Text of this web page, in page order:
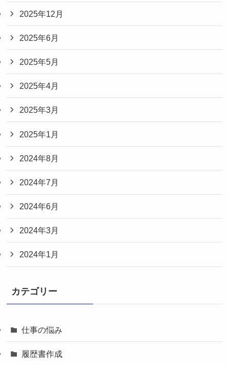
2025年12月
2025年6月
2025年5月
2025年4月
2025年3月
2025年1月
2024年8月
2024年7月
2024年6月
2024年3月
2024年1月
カテゴリー
仕事の悩み
履歴書作成